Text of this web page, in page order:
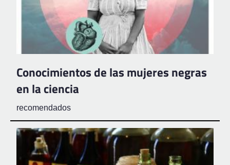
Conocimientos de las mujeres negras
en la ciencia
recomendados